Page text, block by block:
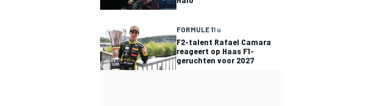
FORMULE 11 u
F2-talent Rafael Camara
reageert op Haas F1-
geruchten voor 2027